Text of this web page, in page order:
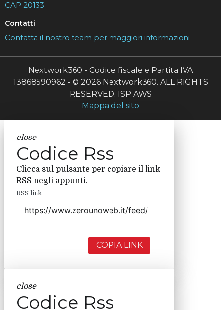
CAP 20133
Contatti
Contatta il nostro team per maggiori informazioni
Nextwork360 - Codice fiscale e Partita IVA
13868590962 - © 2026 Nextwork360. ALL RIGHTS
RESERVED. ISP AWS
Mappa del sito
close
Codice Rss
Clicca sul pulsante per copiare il link
RSS negli appunti.
RSS link
COPIA LINK
close
Codice Rss